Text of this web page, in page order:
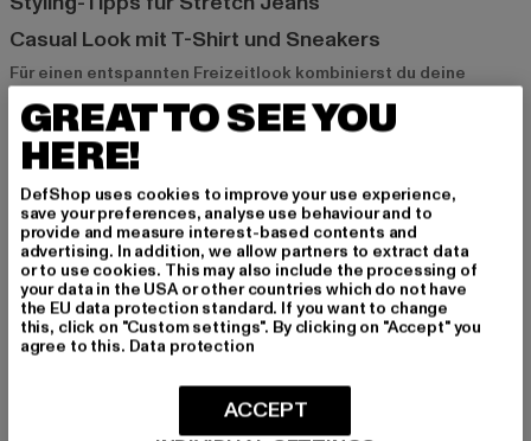
Casual Look mit T-Shirt und Sneakers
Für einen entspannten Freizeitlook kombinierst du deine
Dieser Look ist lässig und bequem und passt perfekt in den
Alltag. Mit einer Cap oder Sonnenbrille rundest du das Outfit ab
und bringst zusätzlich eine coole Note in deinen Style.
Elegant mit Hemd und Jacke
Ein eleganter Look gelingt dir, wenn du die Stretch Jeans mit
einem Hemd und einer Jacke kombinierst. Dieser Style ist ideal
für abendliche Anlässe oder auch fürs Büro. Besonders gut
eignen sich Slim Fit Stretch Jeans, die durch ihre schmale
GREAT TO SEE YOU
HERE!
DefShop uses cookies to improve your use experience,
save your preferences, analyse use behaviour and to
provide and measure interest-based contents and
advertising. In addition, we allow partners to extract data
or to use cookies. This may also include the processing of
your data in the USA or other countries which do not have
the EU data protection standard. If you want to change
this, click on "Custom settings". By clicking on "Accept" you
agree to this. Data protection
ACCEPT